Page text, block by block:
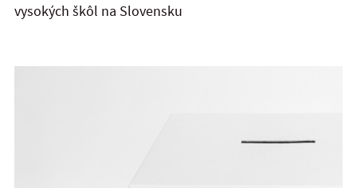
vysokých škôl na Slovensku